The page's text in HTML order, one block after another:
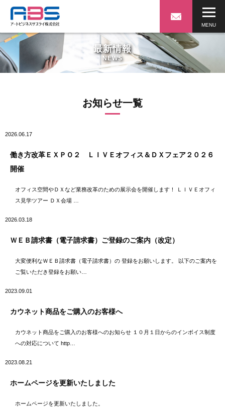
最新情報
NEWS
お知らせ一覧
2026.06.17
働き方改革ＥＸＰＯ２ ＬＩＶＥオフィス＆ＤＸフェア２０２６
開催
オフィス空間やＤＸなど業務改革のための展示会を開催します！ ＬＩＶＥオフィ
ス見学ツアー ＤＸ会場 …
2026.03.18
ＷＥＢ請求書（電子請求書）ご登録のご案内（改定）
大変便利なＷＥＢ請求書（電子請求書）の 登録をお願いします。 以下のご案内を
ご覧いただき登録をお願い…
2023.09.01
カウネット商品をご購入のお客様へ
カウネット商品をご購入のお客様へのお知らせ １０月１日からのインボイス制度
への対応について http…
2023.08.21
ホームページを更新いたしました
ホームページを更新いたしました。